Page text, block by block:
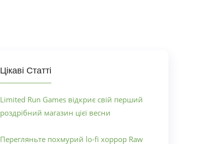
Цікаві Статті
Limited Run Games відкриє свій перший
роздрібний магазин цієї весни
Перегляньте похмурий lo-fi хоррор Raw